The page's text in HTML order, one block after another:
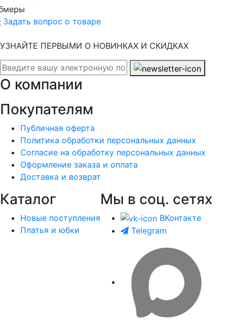
Задать вопрос о товаре
УЗНАЙТЕ ПЕРВЫМИ О НОВИНКАХ И СКИДКАХ
О компании
Покупателям
Публичная оферта
Политика обработки персональных данных
Согласие на обработку персональных данных
Оформление заказа и оплата
Доставка и возврат
Каталог
Новые поступления
Платья и юбки
Мы в соц. сетях
ВКонтакте
Telegram